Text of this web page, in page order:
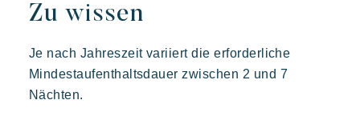
Ihr nächster Urlaub
Mit der Familie genießen
Aufenthalt voller entspannung
Zu wissen
Je nach Jahreszeit variiert die erforderliche
Mindestaufenthaltsdauer zwischen 2 und 7
Nächten.